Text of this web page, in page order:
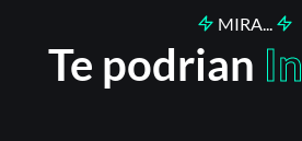
MIRA...
Te podrian